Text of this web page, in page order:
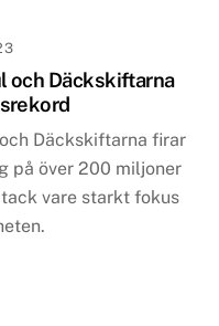
och Däckskiftarna
Däckskiftarna firar
på över 200 miljoner
vare starkt fokus